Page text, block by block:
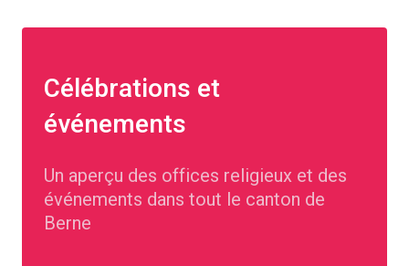
Célébrations et
événements
Un aperçu des offices religieux et des
événements dans tout le canton de
Berne